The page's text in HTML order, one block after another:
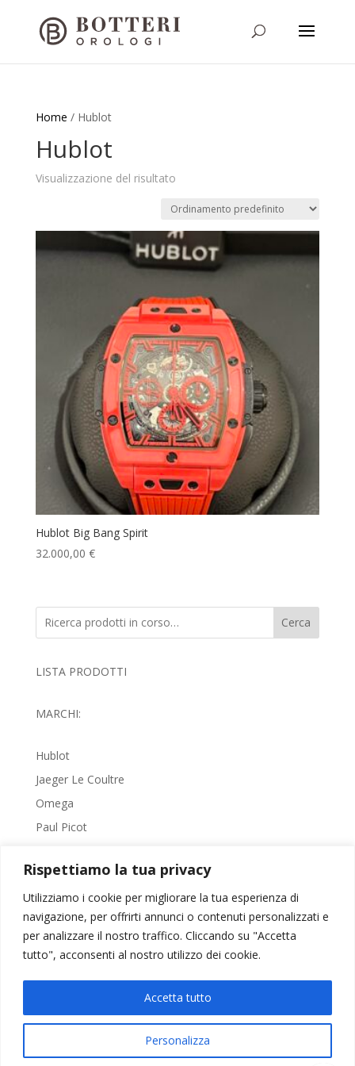
Rispettiamo la tua privacy
Utilizziamo i cookie per migliorare la tua esperienza di
navigazione, per offrirti annunci o contenuti personalizzati e
per analizzare il nostro traffico. Cliccando su "Accetta
tutto", acconsenti al nostro utilizzo dei cookie.
Personalizza
Accetta tutto
Home / Hublot
Hublot
Visualizzazione del risultato
Hublot Big Bang Spirit
32.000,00 €
Cerca
LISTA PRODOTTI
MARCHI:
Hublot
Jaeger Le Coultre
Omega
Paul Picot
Rolex
BOTTERI OROLOGI | P.IVA 01862450333 |
Tutti i marchi appartengono ai legittimi proprietari; marchi di terzi, loghi, nomi di prodotti,
nomi commerciali, nomi corporativi e di società citati sono marchi di proprietà dei rispettivi